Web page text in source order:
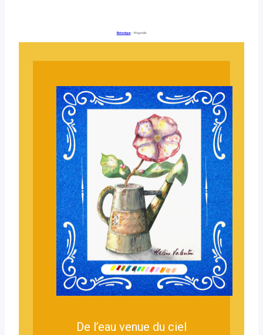
Botanique– Magnolia
De l’eau venue du ciel